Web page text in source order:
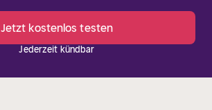
Jetzt kostenlos testen
Jederzeit kündbar